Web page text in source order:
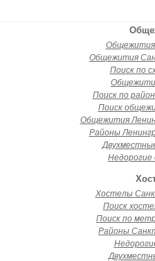
Общежития
Общежития
Поиск по
Поиск по
Поиск
Общежития
Районы
Хостелы
Поиск
Поиск по
Районы